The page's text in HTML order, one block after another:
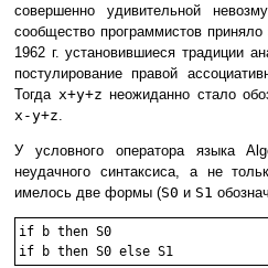
совершенно удивительной
сообщество программистов приняло
1962 г. установившиеся традиции
постулирование правой
Тогда x+y+z неожиданно стало
x-y+z
У условного оператора языка
неудачного синтаксиса, а не
имелось две формы (S0 и S1
if b then S0